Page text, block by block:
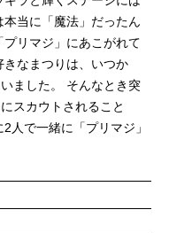
当に「魔法」だったん
リマジ」にあこがれて
なまつりは、いつか
ました。 そんなとき突
スカウトされること
人で一緒に「プリマジ」